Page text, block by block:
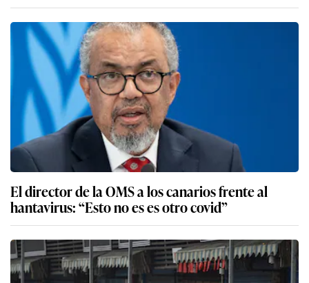
El director de la OMS a los canarios frente al
hantavirus: “Esto no es es otro covid”